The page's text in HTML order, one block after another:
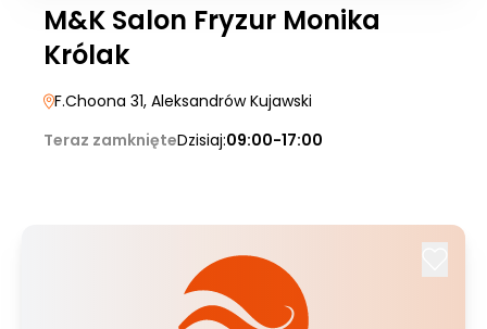
M&K Salon Fryzur Monika
Królak
F.Choona 31, Aleksandrów Kujawski
Teraz zamknięteDzisiaj:09:00-17:00